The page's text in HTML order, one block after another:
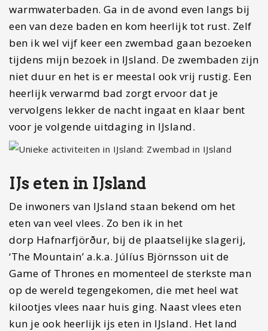
warmwaterbaden. Ga in de avond even langs bij
een van deze baden en kom heerlijk tot rust. Zelf
ben ik wel vijf keer een zwembad gaan bezoeken
tijdens mijn bezoek in IJsland. De zwembaden zijn
niet duur en het is er meestal ook vrij rustig. Een
heerlijk verwarmd bad zorgt ervoor dat je
vervolgens lekker de nacht ingaat en klaar bent
voor je volgende uitdaging in IJsland.
IJs eten in IJsland
De inwoners van IJsland staan bekend om het
eten van veel vlees. Zo ben ik in het
dorp Hafnarfjörður, bij de plaatselijke slagerij,
‘The Mountain’ a.k.a. Júlíus Björnsson uit de
Game of Thrones en momenteel de sterkste man
op de wereld tegengekomen, die met heel wat
kilootjes vlees naar huis ging. Naast vlees eten
kun je ook heerlijk ijs eten in IJsland. Het land